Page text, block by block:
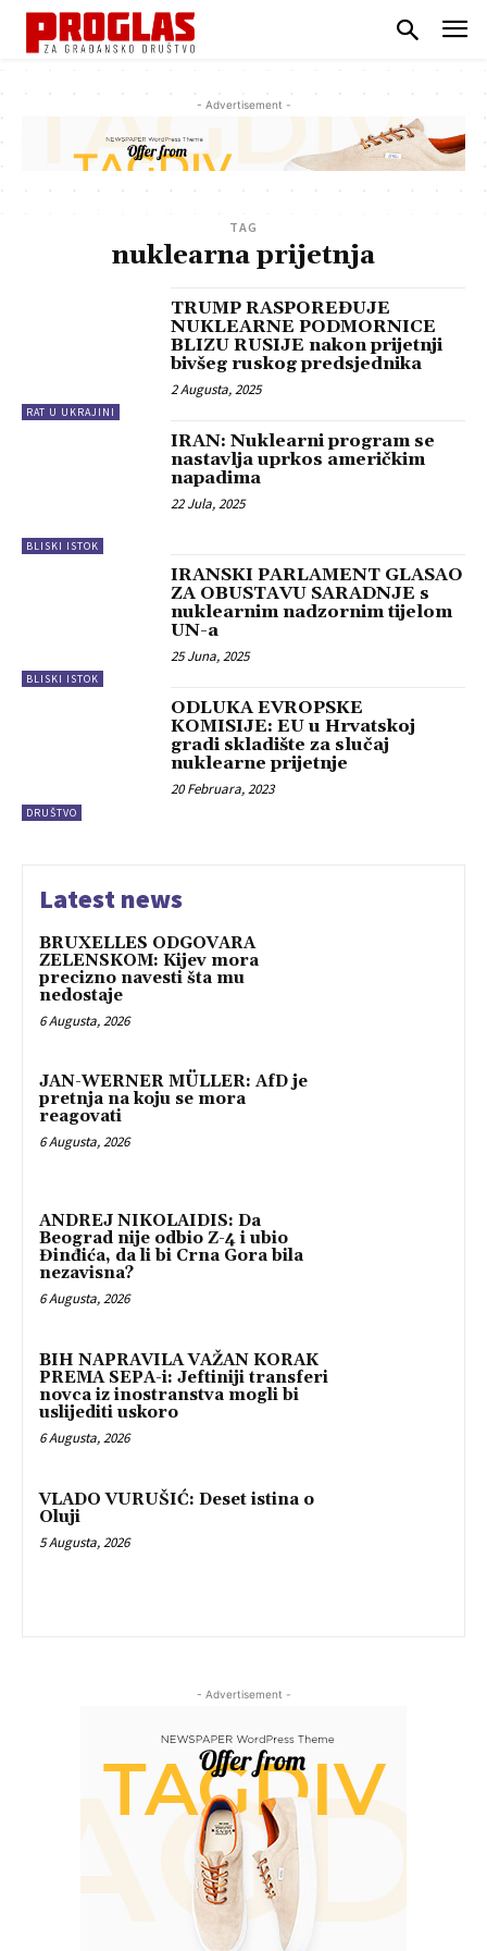
- Advertisement -
TAG
nuklearna prijetnja
RAT U UKRAJINI
TRUMP RASPOREĐUJE
NUKLEARNE PODMORNICE
BLIZU RUSIJE nakon prijetnji
bivšeg ruskog predsjednika
2 Augusta, 2025
BLISKI ISTOK
IRAN: Nuklearni program se
nastavlja uprkos američkim
napadima
22 Jula, 2025
BLISKI ISTOK
IRANSKI PARLAMENT GLASAO
ZA OBUSTAVU SARADNJE s
nuklearnim nadzornim tijelom
UN-a
25 Juna, 2025
DRUŠTVO
ODLUKA EVROPSKE
KOMISIJE: EU u Hrvatskoj
gradi skladište za slučaj
nuklearne prijetnje
20 Februara, 2023
Latest news
BRUXELLES ODGOVARA
ZELENSKOM: Kijev mora
precizno navesti šta mu
nedostaje
6 Augusta, 2026
JAN-WERNER MÜLLER: AfD je
pretnja na koju se mora
reagovati
6 Augusta, 2026
ANDREJ NIKOLAIDIS: Da
Beograd nije odbio Z-4 i ubio
Đinđića, da li bi Crna Gora bila
nezavisna?
6 Augusta, 2026
BIH NAPRAVILA VAŽAN KORAK
PREMA SEPA-i: Jeftiniji transferi
novca iz inostranstva mogli bi
uslijediti uskoro
6 Augusta, 2026
VLADO VURUŠIĆ: Deset istina o
Oluji
5 Augusta, 2026
- Advertisement -